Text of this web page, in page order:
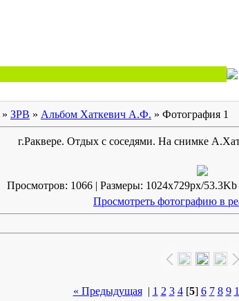
» ЗРВ » Альбом Хаткевич А.Ф. » Фотография 1
г.Раквере. Отдых с соседями. На снимке
Просмотров: 1066 | Размеры: 1024x729px/53.3Kb
Просмотреть фотографию в
« Предыдущая| 1 2 3 4[5] 6 7 8 9